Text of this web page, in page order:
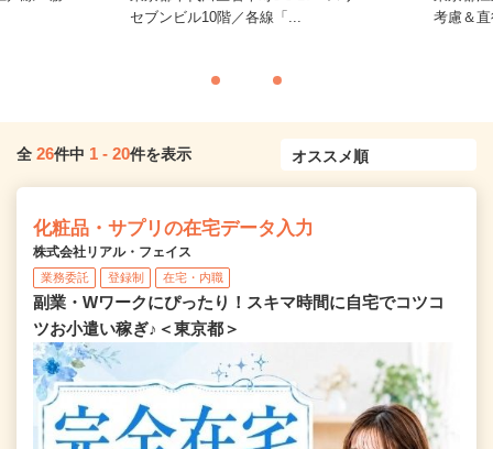
セブンビル10階／各線「...
考慮＆
全 26件中 1 - 20件を表示
化粧品・サプリの在宅データ入力
株式会社リアル・フェイス
業務委託 登録制 在宅・内職
副業・Wワークにぴったり！スキマ時間に自宅でコツコ
ツお小遣い稼ぎ♪＜東京都＞